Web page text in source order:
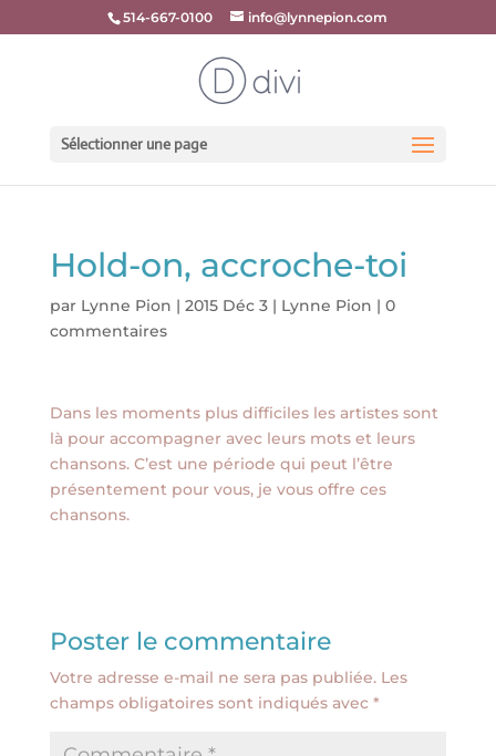
514-667-0100 info@lynnepion.com
Sélectionner une page
Hold-on, accroche-toi
par Lynne Pion | 2015 Déc 3| Lynne Pion | 0
commentaires
Dans les moments plus difficiles les artistes sont
là pour accompagner avec leurs mots et leurs
chansons. C’est une période qui peut l’être
présentement pour vous, je vous offre ces
chansons.
Poster le commentaire
Votre adresse e-mail ne sera pas publiée. Les
champs obligatoires sont indiqués avec *